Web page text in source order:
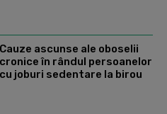
Cauze ascunse ale oboselii
cronice în rândul persoanelor
cu joburi sedentare la birou